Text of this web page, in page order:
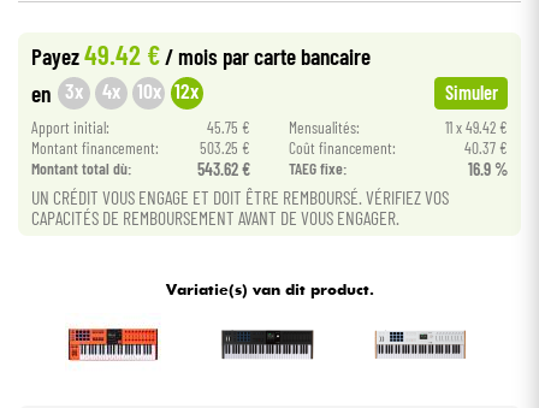
Kabels & toebehoren
HiFi
Sets
Payez49.42 €/ mois par carte bancaire
en 3x 4x 10x 12x Simuler
Apport initial: 45.75 € Mensualités:
11 x 49.42 €
Montant financement:
503.25 € Coût financement:
40.37 €
Montant total dù:
543.62 € TAEG fixe: 16.9 %
UN CRÉDIT VOUS ENGAGE ET DOIT ÊTRE REMBOURSÉ. VÉRIFIEZ VOS
CAPACITÉS DE REMBOURSEMENT AVANT DE VOUS ENGAGER.
Variatie(s) van dit product.